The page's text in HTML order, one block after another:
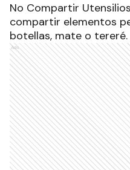
No Compartir
compartir elementos
botellas, mate o tereré.
Ads